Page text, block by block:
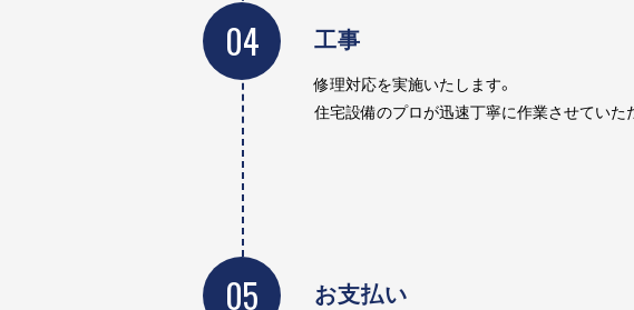
04 工事
修理対応を実施いたします。
住宅設備のプロが迅速丁寧に作業させていた
05 お支払い